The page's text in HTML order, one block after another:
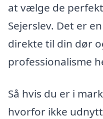
at vælge de
Sejerslev. Det er
direkte til din dør
professionalisme
Så hvis du er i
hvorfor ikke